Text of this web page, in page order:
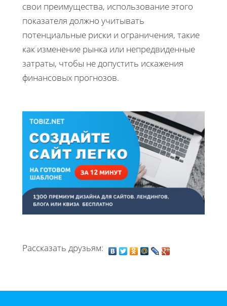
свои преимущества, использование этого
показателя должно учитывать
потенциальные риски и ограничения, такие
как изменение рынка или непредвиденные
затраты, чтобы не допустить искажения
финансовых прогнозов.
Рассказать друзьям: